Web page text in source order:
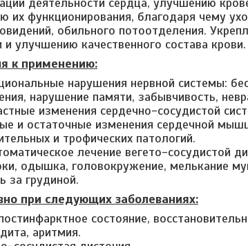
их функционирования, благодаря чему
обильного потоотделения.
и улучшению качественного состава крови.
к применению:
нарушения нервной системы:
нарушение памяти, забывчивость,
изменения сердечно-сосудистой
и остаточные изменения сердечной
и трофических патологий.
лечение вегето-сосудистой
одышка, головокружение, мелькание
за грудиной.
при следующих заболеваниях:
состояние,
аритмия.